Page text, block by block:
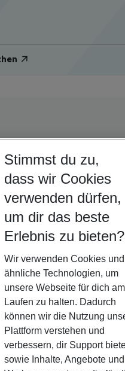
Hotelbeschreibung
Stimmst du zu,
dass wir Cookies
verwenden dürfen,
um dir das beste
Erlebnis zu bieten?
Wir verwenden Cookies und
ähnliche Technologien, um
unsere Webseite für dich am
Laufen zu halten. Dadurch
können wir die Nutzung
Plattform verstehen und
verbessern, dir Support
sowie Inhalte, Angebote und